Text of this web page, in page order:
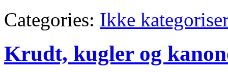
Categories: Ikke
Krudt, kugler og